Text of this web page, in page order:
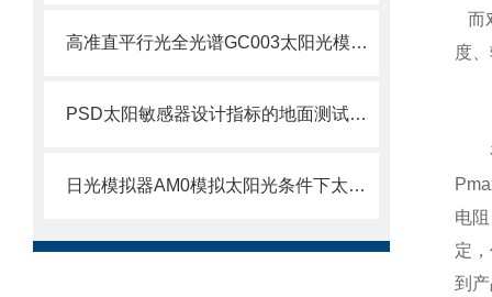
高准直平行光全光谱GC003太阳光模拟器赋能光伏与材料研发全场景
PSD太阳敏感器设计指标的地面测试验证-日光辐射太阳光模拟器
日光模拟器AM0模拟太阳光条件下太空光伏电池的光电性能测量
而
度
电
定
到